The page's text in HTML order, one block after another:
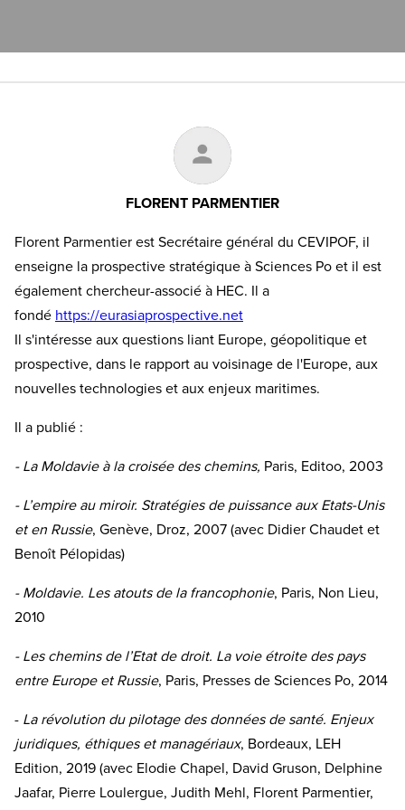
FLORENT PARMENTIER
Florent Parmentier est Secrétaire général du CEVIPOF, il
enseigne la prospective stratégique à Sciences Po et il est
également chercheur-associé à HEC. Il a
fondé https://eurasiaprospective.net
Il s'intéresse aux questions liant Europe, géopolitique et
prospective, dans le rapport au voisinage de l'Europe, aux
nouvelles technologies et aux enjeux maritimes.
Il a publié :
- La Moldavie à la croisée des chemins, Paris, Editoo, 2003
- L’empire au miroir. Stratégies de puissance aux Etats-Unis
et en Russie, Genève, Droz, 2007 (avec Didier Chaudet et
Benoît Pélopidas)
- Moldavie. Les atouts de la francophonie, Paris, Non Lieu,
2010
- Les chemins de l’Etat de droit. La voie étroite des pays
entre Europe et Russie, Paris, Presses de Sciences Po, 2014
- La révolution du pilotage des données de santé. Enjeux
juridiques, éthiques et managériaux, Bordeaux, LEH
Edition, 2019 (avec Elodie Chapel, David Gruson, Delphine
Jaafar, Pierre Loulergue, Judith Mehl, Florent Parmentier,